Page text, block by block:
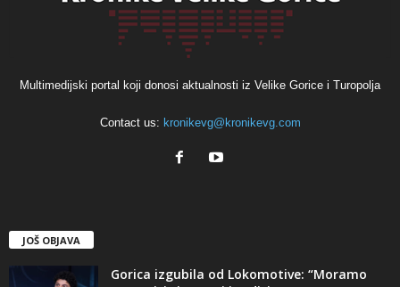
Multimedijski portal koji donosi aktualnosti iz Velike Gorice i Turopolja
Contact us: kronikevg@kronikevg.com
JOŠ OBJAVA
Gorica izgubila od Lokomotive: “Moramo